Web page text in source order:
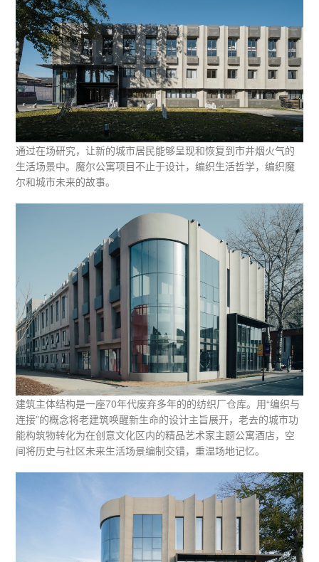
通过在场研究，让新的城市居民能够呈现和恢复到市井烟火气的
生活场景中。魔尔公寓项目不止于设计，编织生活哲学，编织魔
尔和城市未来的故事。
建筑主体结构是一座70年代废弃多年的的纺织厂仓库。用“编织与
连接”的概念将老建筑唤醒新生命的设计主旨展开，老去的城市功
能构筑物转化为在创意文化区内的精品艺术家主题公寓酒店，空
间将历史与社区未来生活场景编制交错，重温场地记忆。